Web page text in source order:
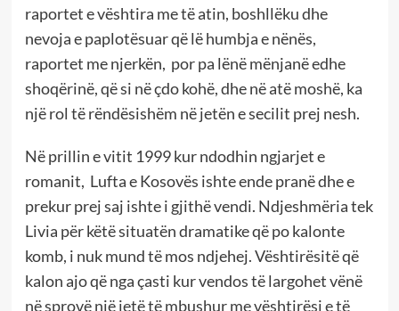
raportet e vështira me të atin, boshllëku dhe
nevoja e paplotësuar që lë humbja e nënës,
raportet me njerkën, por pa lënë mënjanë edhe
shoqërinë, që si në çdo kohë, dhe në atë moshë, ka
një rol të rëndësishëm në jetën e secilit prej nesh.
Në prillin e vitit 1999 kur ndodhin ngjarjet e
romanit, Lufta e Kosovës ishte ende pranë dhe e
prekur prej saj ishte i gjithë vendi. Ndjeshmëria tek
Livia për këtë situatën dramatike që po kalonte
komb, i nuk mund të mos ndjehej. Vështirësitë që
kalon ajo që nga çasti kur vendos të largohet vënë
në sprovë një jetë të mbushur me vështirësi e të